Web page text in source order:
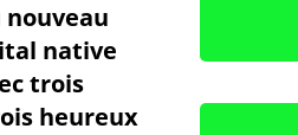
nouveau
native
trois
heureux